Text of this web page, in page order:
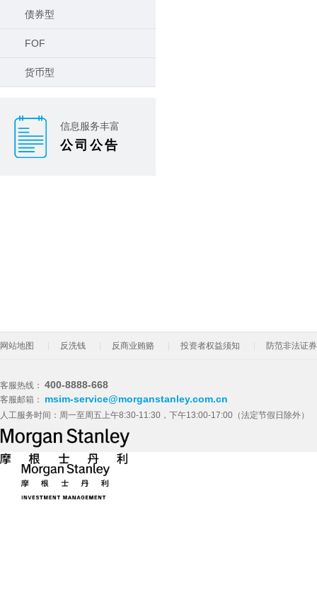
债券型
FOF
货币型
信息服务丰富
公司公告
网站地图 反洗钱 反商业贿赂 投资者权益须知 防范非法证
客服热线： 400-8888-668
客服邮箱： msim-service@morganstanley.com.cn
人工服务时间：周一至周五上午8:30-11:30，下午13:00-17:00（法定节假日除外）